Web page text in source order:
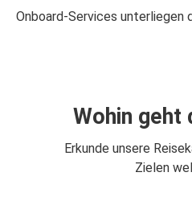
Onboard-Services unterliegen
Wohin geht
Erkunde unsere
Zielen